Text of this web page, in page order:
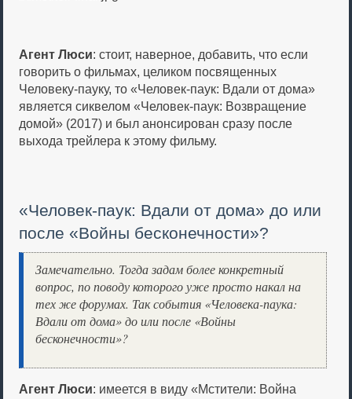
Агент Люси: стоит, наверное, добавить, что если
говорить о фильмах, целиком посвященных
Человеку-пауку, то «Человек-паук: Вдали от дома»
является сиквелом «Человек-паук: Возвращение
домой» (2017) и был анонсирован сразу после
выхода трейлера к этому фильму.
«Человек-паук: Вдали от дома» до или
после «Войны бесконечности»?
Замечательно. Тогда задам более конкретный
вопрос, по поводу которого уже просто накал на
тех же форумах. Так события «Человека-паука:
Вдали от дома» до или после «Войны
бесконечности»?
Агент Люси: имеется в виду «Мстители: Война